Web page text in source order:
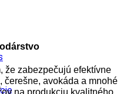
že zabezpečujú efektívne
avokáda a mnohé
na produkciu kvalitného